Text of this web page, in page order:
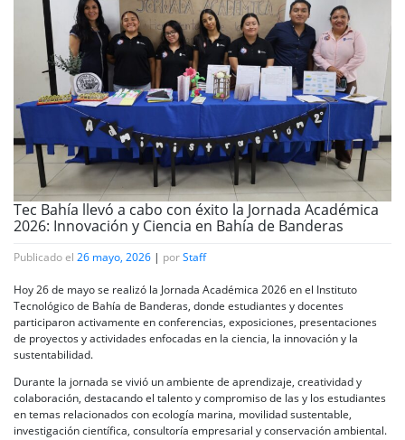
Tec Bahía llevó a cabo con éxito la Jornada Académica
2026: Innovación y Ciencia en Bahía de Banderas
Publicado el 26 mayo, 2026 | porStaff
Hoy 26 de mayo se realizó la Jornada Académica 2026 en el Instituto
Tecnológico de Bahía de Banderas, donde estudiantes y docentes
participaron activamente en conferencias, exposiciones, presentaciones
de proyectos y actividades enfocadas en la ciencia, la innovación y la
sustentabilidad.
Durante la jornada se vivió un ambiente de aprendizaje, creatividad y
colaboración, destacando el talento y compromiso de las y los estudiantes
en temas relacionados con ecología marina, movilidad sustentable,
investigación científica, consultoría empresarial y conservación ambiental.